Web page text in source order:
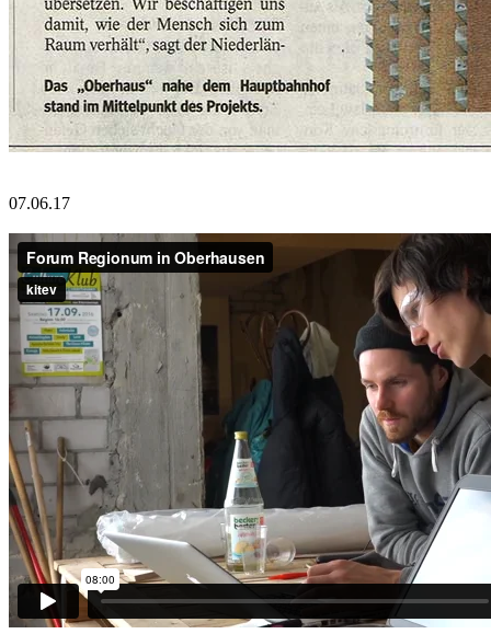
07.06.17